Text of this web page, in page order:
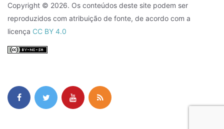
Copyright © 2026. Os conteúdos deste site podem ser
reproduzidos com atribuição de fonte, de acordo com a
licença CC BY 4.0